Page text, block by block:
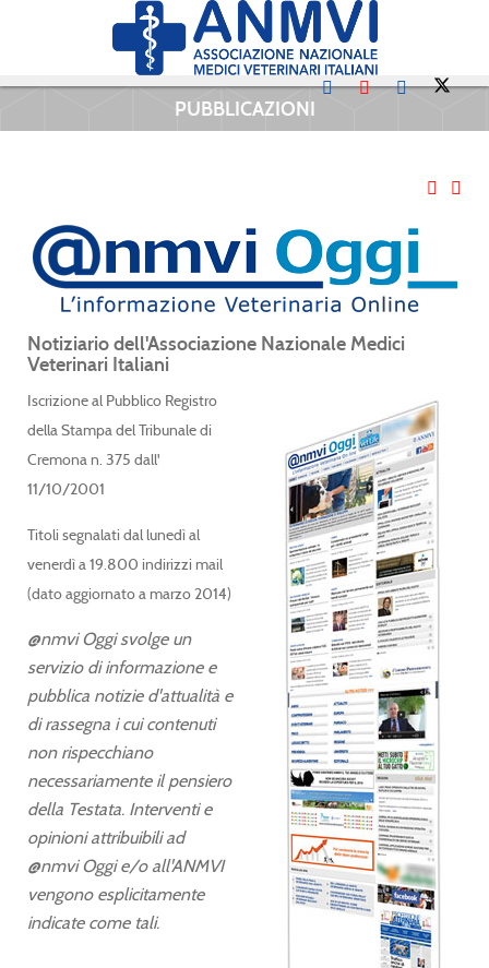
PUBBLICAZIONI
Notiziario dell'Associazione Nazionale Medici
Veterinari Italiani
Iscrizione al Pubblico Registro
della Stampa del Tribunale di
Cremona n. 375 dall'
11/10/2001
Titoli segnalati dal lunedì al
venerdì a 19.800 indirizzi mail
(dato aggiornato a marzo 2014)
@nmvi Oggi svolge un
servizio di informazione e
pubblica notizie d'attualità e
di rassegna i cui contenuti
non rispecchiano
necessariamente il pensiero
della Testata. Interventi e
opinioni attribuibili ad
@nmvi Oggi e/o all'ANMVI
vengono esplicitamente
indicate come tali.